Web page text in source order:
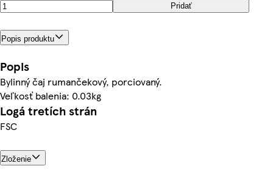
Pridať
Popis produktu
Popis
Bylinný čaj rumančekový, porciovaný.
Veľkosť balenia: 0.03kg
Logá tretích strán
FSC
Zloženie